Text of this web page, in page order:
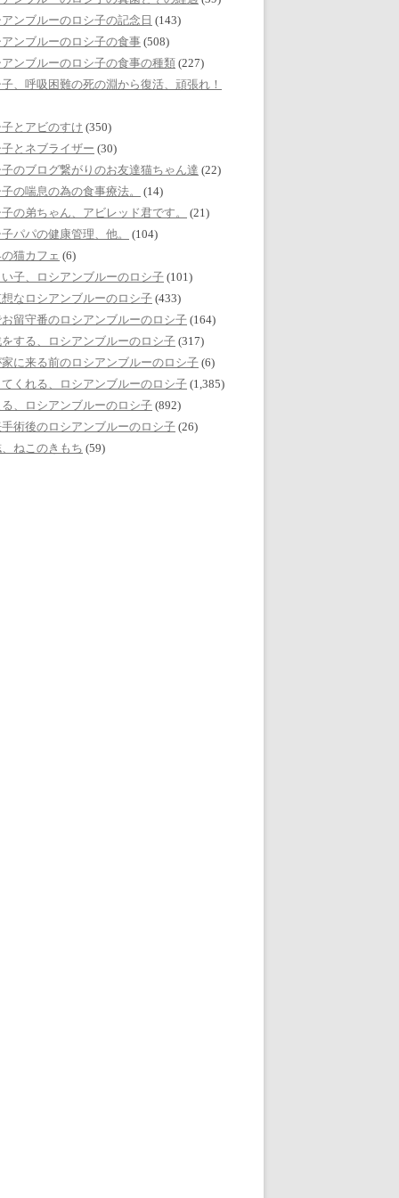
ンブルーのロシ子の記念日 (143)
ンブルーのロシ子の食事 (508)
ンブルーのロシ子の食事の種類 (227)
、呼吸困難の死の淵から復活、頑張れ！
とアビのすけ (350)
とネブライザー (30)
のブログ繋がりのお友達猫ちゃん達 (22)
の喘息の為の食事療法。
(14)
の弟ちゃん、アビレッド君です。
(21)
パパの健康管理、他。
(104)
猫カフェ (6)
子、ロシアンブルーのロシ子 (101)
なロシアンブルーのロシ子 (433)
留守番のロシアンブルーのロシ子 (164)
する、ロシアンブルーのロシ子 (317)
に来る前のロシアンブルーのロシ子 (6)
くれる、ロシアンブルーのロシ子 (1,385)
、ロシアンブルーのロシ子 (892)
術後のロシアンブルーのロシ子 (26)
ねこのきもち (59)